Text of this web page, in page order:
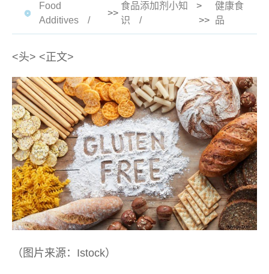
Food
Additives
>>
食品添加剂小知
识
>
>>
健康食
品
<头> <正文>
（图片来源：Istock）